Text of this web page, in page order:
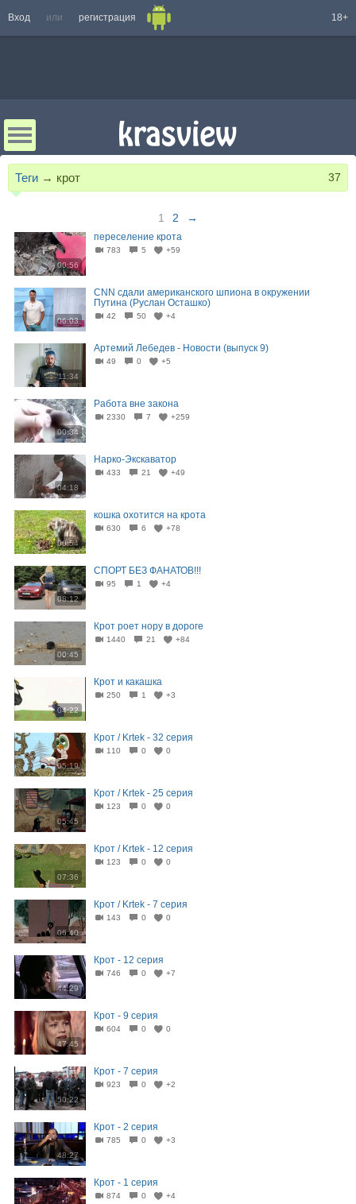
Вход или регистрация 18+
Теги → крот 37
1 2 →
00:56
переселение крота
783 5 +59
06:03
CNN сдали американского шпиона в окружении
Путина (Руслан Осташко)
42 50 +4
11:34
Артемий Лебедев - Новости (выпуск 9)
49 0 +5
00:34
Работа вне закона
2330 7 +259
04:18
Нарко-Экскаватор
433 21 +49
00:54
кошка охотится на крота
630 6 +78
08:12
СПОРТ БЕЗ ФАНАТОВ!!!
95 1 +4
00:45
Крот роет нору в дороге
1440 21 +84
04:22
Крот и какашка
250 1 +3
05:19
Крот / Krtek - 32 серия
110 0 0
05:45
Крот / Krtek - 25 серия
123 0 0
07:36
Крот / Krtek - 12 серия
123 0 0
06:40
Крот / Krtek - 7 серия
143 0 0
44:29
Крот - 12 серия
746 0 +7
47:45
Крот - 9 серия
604 0 0
50:22
Крот - 7 серия
923 0 +2
48:27
Крот - 2 серия
785 0 +3
Крот - 1 серия
874 0 +4